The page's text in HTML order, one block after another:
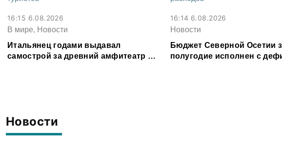
Новости
16:15 6.08.2026
В мире, Новости
Итальянец годами выдавал
самострой за древний амфитеатр и
16:14 6.08.2026
Новости
Бюджет Северной Осетии
полугодие исполнен с